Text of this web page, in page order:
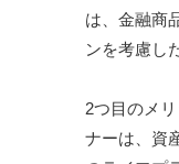
は、金融商
ンを考慮し
2つ目のメ
ナーは、資